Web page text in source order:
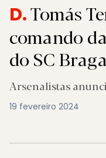
D.Tomás
comando
do SC Braga
Arsenalistas
19 fevereiro 2024